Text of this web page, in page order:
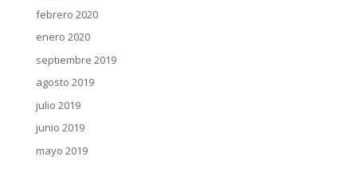
febrero 2020
enero 2020
septiembre 2019
agosto 2019
julio 2019
junio 2019
mayo 2019